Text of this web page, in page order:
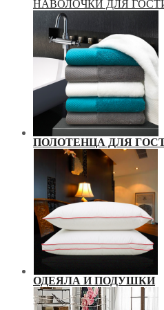
НАВОЛОЧКИ ДЛЯ
ПОЛОТЕНЦА ДЛЯ
ОДЕЯЛА И ПОДУШКИ